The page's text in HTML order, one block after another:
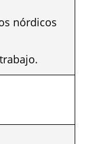
nórdicos